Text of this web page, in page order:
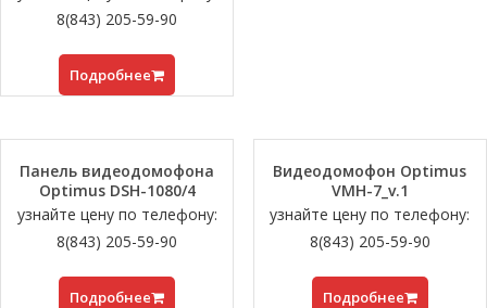
8(843) 205-59-90
Подробнее
Панель видеодомофона
Optimus DSH-1080/4
узнайте цену по телефону:
8(843) 205-59-90
Подробнее
Видеодомофон Optimus
VMH-7_v.1
узнайте цену по телефону:
8(843) 205-59-90
Подробнее